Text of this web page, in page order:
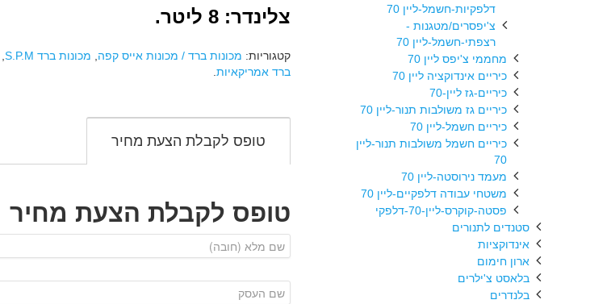
צלינדר: 8 ליטר.
קטגוריות: מכונות ברד / מכונות אייס קפה מכונות ברד S.P.M
ברד אמריקאיות
טופס לקבלת הצעת מחיר
טופס לקבלת הצעת מחיר
דלפקיות-חשמל-ליין 70
צ'יפסרים/מטגנות -
רצפתי-חשמל-ליין 70
מחממי צ'יפס ליין 70
כיריים אינדוקציה ליין 70
כיריים-גז ליין-70
כיריים גז משולבות תנור-ליין 70
כיריים חשמל-ליין 70
כיריים חשמל משולבות תנור-ליין
70
מעמד נירוסטה-ליין 70
משטחי עבודה דלפקיים-ליין 70
פסטה-קוקרס-ליין-70-דלפקי
סטנדים לתנורים
אינדוקציות
ארון חימום
בלאסט צ'ילרים
בלנדרים